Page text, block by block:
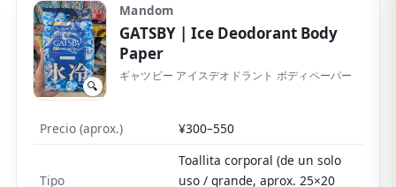
Baratas y fáciles de encontrar incluso en tiendas de
conveniencia, son un buen primer producto para
probar.
🔍
Mandom
GATSBY | Ice Deodorant Body
Paper
ギャツビー アイスデオドラント ボディペーパー
Precio (aprox.) ¥300–550
Tipo
Toallita corporal (de un solo
uso / grande, aprox. 25×20